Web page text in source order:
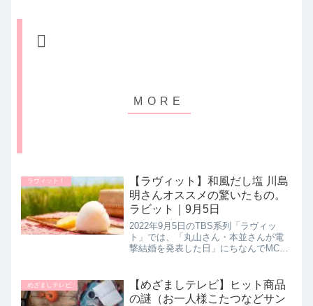
ラヴィット！
【ラヴィット】和風だし塩 川島
明さんオススメの驚いたもの。
ラビット｜9月5日
2022年9月5日のTBS系列「ラヴィッ
ト」では、「丸山さん・本並さんが電
撃結婚を発表した日」にちなんでMCの
てくれたので詳しく紹介します。>>ラ
ヴィット記事一覧はこちら川...
めざましテレビ
【めざましテレビ】ヒット商品
の謎（お一人様こたつなどサン